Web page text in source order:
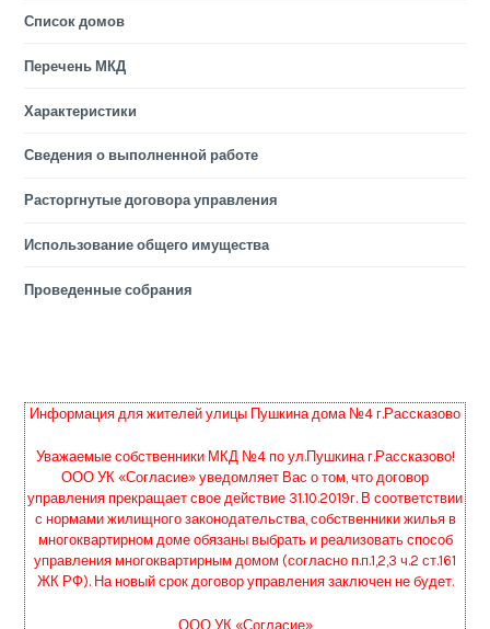
Список домов
Перечень МКД
Характеристики
Сведения о выполненной работе
Расторгнутые договора управления
Использование общего имущества
Проведенные собрания
Информация для жителей улицы Пушкина дома №4 г.Рассказово
Уважаемые собственники МКД №4 по ул.Пушкина г.Рассказово!
ООО УК «Согласие» уведомляет Вас о том, что договор
управления прекращает свое действие 31.10.2019г. В соответствии
с нормами жилищного законодательства, собственники жилья в
многоквартирном доме обязаны выбрать и реализовать способ
управления многоквартирным домом (согласно п.п.1,2,3 ч.2 ст.161
ЖК РФ). На новый срок договор управления заключен не будет.
ООО УК «Согласие»